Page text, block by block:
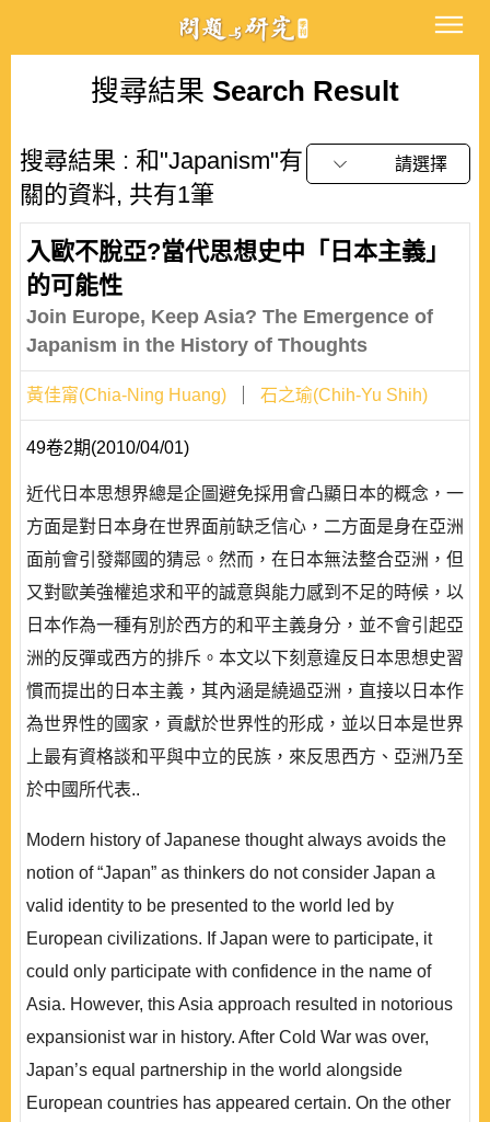
搜尋結果 Search Result
搜尋結果 : 和"Japanism"有
關的資料, 共有1筆
請選擇
入歐不脫亞?當代思想史中「日本主義」
的可能性
Join Europe, Keep Asia? The Emergence of
Japanism in the History of Thoughts
黃佳甯(Chia-Ning Huang) 石之瑜(Chih-Yu Shih)
49卷2期(2010/04/01)
近代日本思想界總是企圖避免採用會凸顯日本的概念，一
方面是對日本身在世界面前缺乏信心，二方面是身在亞洲
面前會引發鄰國的猜忌。然而，在日本無法整合亞洲，但
又對歐美強權追求和平的誠意與能力感到不足的時候，以
日本作為一種有別於西方的和平主義身分，並不會引起亞
洲的反彈或西方的排斥。本文以下刻意違反日本思想史習
慣而提出的日本主義，其內涵是繞過亞洲，直接以日本作
為世界性的國家，貢獻於世界性的形成，並以日本是世界
上最有資格談和平與中立的民族，來反思西方、亞洲乃至
於中國所代表..
Modern history of Japanese thought always avoids the
notion of “Japan” as thinkers do not consider Japan a
valid identity to be presented to the world led by
European civilizations. If Japan were to participate, it
could only participate with confidence in the name of
Asia. However, this Asia approach resulted in notorious
expansionist war in history. After Cold War was over,
Japan’s equal partnership in the world alongside
European countries has appeared certain. On the other